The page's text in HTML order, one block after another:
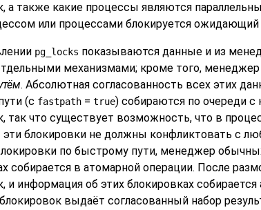
а также какие процессы являются
или процессами блокируется
pg_locks показываются данные и из
механизмами; кроме того,
. Абсолютная согласованность всех этих
(с fastpath = true) собираются по очереди
так что существует возможность, что в
эти блокировки не должны конфликтовать с
по быстрому пути, менеджер
собирается в атомарной операции. После
и информация об этих блокировках
выдаёт согласованный набор